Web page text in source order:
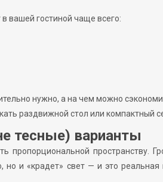
вашей гостиной чаще всего:
нужно, а на чем можно
раздвижной стол или компактный
тесные) варианты
пропорциональной пространству.
но и «крадет» свет — и это